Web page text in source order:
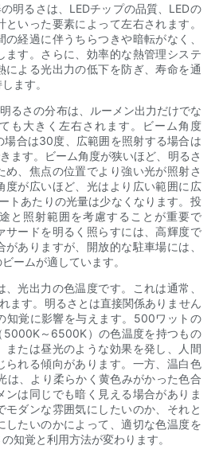
明るさは、LEDチップの品質、LEDの
いった要素によって左右されます。
経過に伴うちらつきや暗転がなく、
ます。さらに、効率的な熱管理システ
による光出力の低下を防ぎ、寿命を通
ます。
るさの分布は、ルーメン出力だけでな
も大きく左右されます。ビーム角度
場合は30度、広範囲を照射する場合は
ます。ビーム角度が狭いほど、明るさ
め、焦点の位置でより強い光が照射さ
度が広いほど、光はより広い範囲に広
トあたりの光量は少なくなります。投
と照射範囲を考慮することが重要で
サードを明るく照らすには、高輝度で
ありますが、開放的な駐車場には、
ームが適しています。
光出力の色温度です。これは通常、
ます。明るさとは直接関係ありません
知覚に影響を与えます。500ワットの
5000K～6500K）の色温度を持つもの
または昼光のような効果を発し、人間
られる傾向があります。一方、温白色
は、より柔らかく黄色みがかった色合
ンは同じでも暗く見える場合がありま
モダンな雰囲気にしたいのか、それと
したいのかによって、適切な色温度を
知覚と利用方法が変わります。